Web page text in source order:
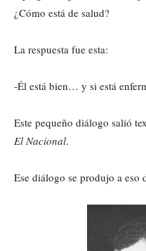
¿Cómo está de salud?
La respuesta fue esta:
-Él está bien… y si está
Este pequeño diálogo salió
El Nacional.
Ese diálogo se produjo a eso